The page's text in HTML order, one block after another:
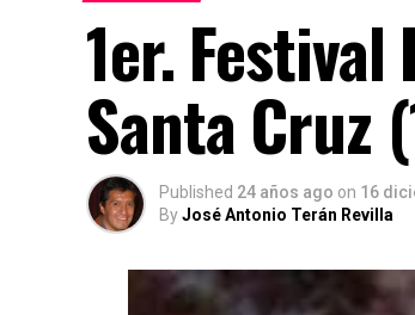
1er.
Santa Cruz
Published 24 años ago on 16
ByJosé Antonio Terán Revilla